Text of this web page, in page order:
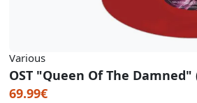
Various
69.99€